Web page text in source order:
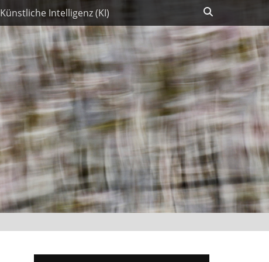
Künstliche Intelligenz (KI)